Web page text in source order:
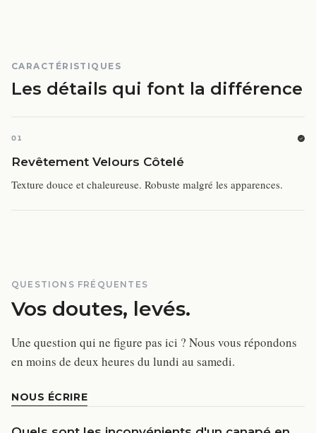
CARACTÉRISTIQUES
Les détails qui font la différence
01
Revêtement Velours Côtelé
Texture douce et chaleureuse. Robuste malgré les apparences.
QUESTIONS FRÉQUENTES
Vos doutes, levés.
Une question qui ne figure pas ici ? Nous vous répondons
en moins de deux heures du lundi au samedi.
NOUS ÉCRIRE